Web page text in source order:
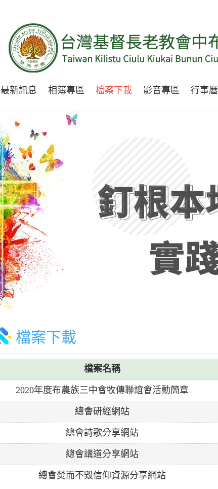
最新訊息 相簿專區 檔案下載 影音專區 行事曆
檔案下載
檔案名稱
2020年度布農族三中會牧傳聯誼會活動簡章
總會研經網站
總會詩歌分享網站
總會講道分享網站
總會焚而不毀信仰資源分享網站